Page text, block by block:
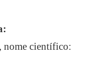
nome científico: